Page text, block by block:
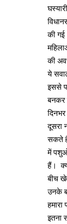
की
की
ये
इससे
बनकर
दूसरा
सकते
में
हैं।
बीच
उनके
हमारा
इतना